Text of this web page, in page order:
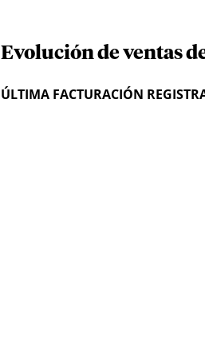
Evolución de ventas
ÚLTIMA FACTURACIÓN